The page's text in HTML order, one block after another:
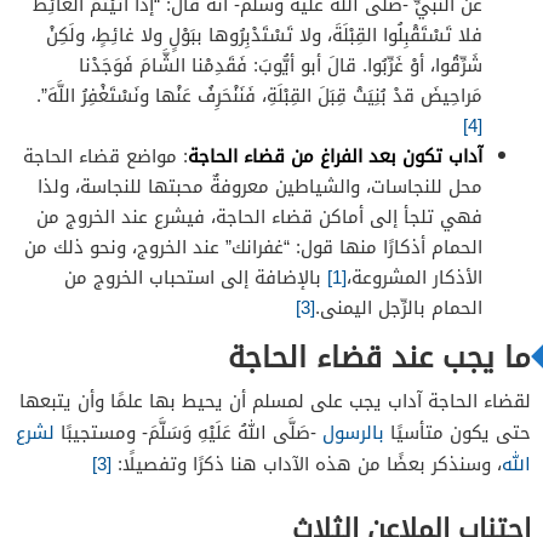
فلا تَسْتَقْبِلُوا القِبْلَةَ، ولا تَسْتَدْبِرُوها ببَوْلٍ ولا غائِطٍ، ولَكِنْ
شَرِّقُوا، أوْ غَرِّبُوا. قالَ أبو أيُّوبَ: فَقَدِمْنا الشَّامَ فَوَجَدْنا
مَراحِيضَ قدْ بُنِيَتْ قِبَلَ القِبْلَةِ، فَنَنْحَرِفُ عَنْها ونَسْتَغْفِرُ اللَّهَ”.
[4]
آداب تكون بعد الفراغ من قضاء الحاجة: مواضع قضاء الحاجة
محل للنجاسات، والشياطين معروفةٌ محبتها للنجاسة، ولذا
فهي تلجأ إلى أماكن قضاء الحاجة، فيشرع عند الخروج من
الحمام أذكارًا منها قول: “غفرانك” عند الخروج، ونحو ذلك من
الأذكار المشروعة،[1]
بالإضافة إلى استحباب الخروج من
الحمام بالرِّجل اليمنى.[3]
ما يجب عند قضاء الحاجة
لقضاء الحاجة آداب يجب على لمسلم أن يحيط بها علمًا وأن يتبعها
حتى يكون متأسيًا بالرسول -صَلَّى اللهُ عَلَيْهِ وَسَلَّمَ- ومستجيبًا لشرع
الله، وسنذكر بعضًا من هذه الآداب هنا ذكرًا وتفصيلًا: [3]